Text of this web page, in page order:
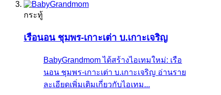
กระทู้
เรือนอน ชุมพร-เกาะเต่า บ.เกาะเจริญ
BabyGrandmom ได้สร้างไอเทมใหม่: เรือ
นอน ชุมพร-เกาะเต่า บ.เกาะเจริญ อ่านราย
ละเอียดเพิ่มเติมเกี่ยวกับไอเทม...